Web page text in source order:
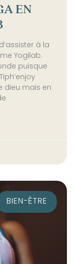
EN
à la
Yogilab.
puisque
dieu mais en
BIEN-ÊTRE